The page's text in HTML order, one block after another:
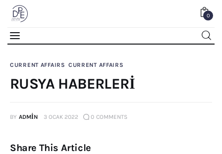
0
0 Comments SHARE POST
CURRENT AFFAIRS CURRENT AFFAIRS
RUSYA HABERLERİ
BY ADMIN 3 OCAK 2022 0 COMMENTS
Share This Article